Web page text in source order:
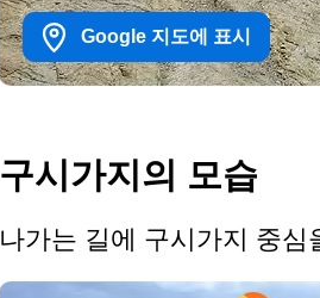
Google 지도에 표시
구시가지의 모습
나가는 길에 구시가지 중